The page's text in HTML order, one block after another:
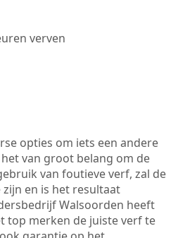
verven
opties om iets een andere
van groot belang om de
van foutieve verf, zal de
en is het resultaat
Walsoorden heeft
top merken de juiste verf te